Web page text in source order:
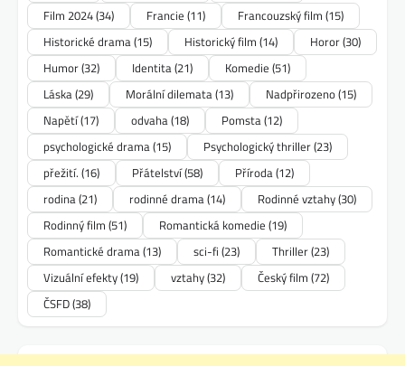
Film 2024(34) Francie (11) Francouzský film (15)
Historické drama(15) Historický film (14) Horor(30)
Humor(32) Identita(21) Komedie (51)
Láska(29) Morální dilemata(13) Nadpřirozeno(15)
Napětí(17) odvaha(18) Pomsta(12)
psychologické drama(15) Psychologický thriller(23)
přežití. (16) Přátelství(58) Příroda(12)
rodina(21) rodinné drama(14) Rodinné vztahy(30)
Rodinný film (51) Romantická komedie (19)
Romantické drama(13) sci-fi (23) Thriller(23)
Vizuální efekty(19) vztahy(32) Český film (72)
ČSFD(38)